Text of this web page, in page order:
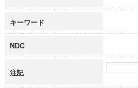
キーワード
NDC
注記